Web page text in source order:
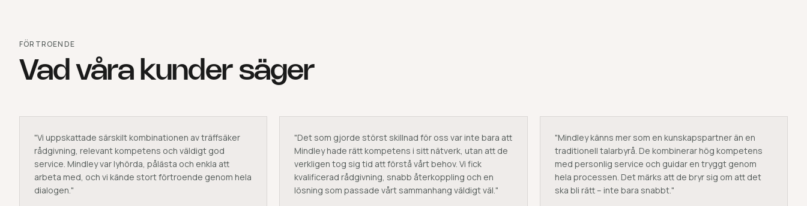
FÖRTROENDE
Vad våra kunder säger
"Vi uppskattade särskilt kombinationen av träffsäker
rådgivning, relevant kompetens och väldigt god
service. Mindley var lyhörda, pålästa och enkla att
arbeta med, och vi kände stort förtroende genom hela
dialogen."
"Det som gjorde störst skillnad för oss var inte bara att
Mindley hade rätt kompetens i sitt nätverk, utan att de
verkligen tog sig tid att förstå vårt behov. Vi fick
kvalificerad rådgivning, snabb återkoppling och en
lösning som passade vårt sammanhang väldigt väl."
"Mindley känns mer som en kunskapspartner än en
traditionell talarbyrå. De kombinerar hög kompetens
med personlig service och guidar en tryggt genom
hela processen. Det märks att de bryr sig om att det
ska bli rätt – inte bara snabbt."